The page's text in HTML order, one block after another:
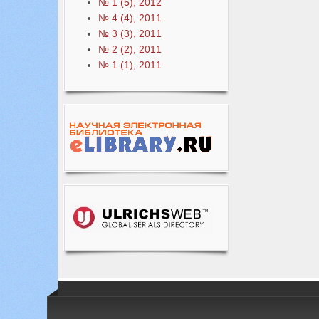
№ 4 (4), 2011
№ 3 (3), 2011
№ 2 (2), 2011
№ 1 (1), 2011